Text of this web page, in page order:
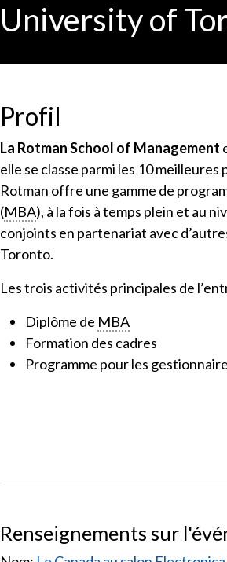
University of
Profil
La Rotman School of Management
elle se classe parmi les 10
Rotman offre une gamme de
(MBA), à la fois à temps plein et au
conjoints en partenariat avec
Toronto.
Les trois activités principales de
Diplôme de MBA
Formation des cadres
Programme pour les
Renseignements sur